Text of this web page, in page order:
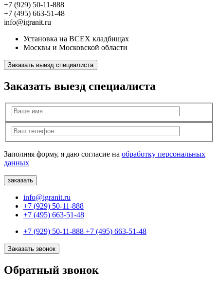
+7 (929) 50-11-888
+7 (495) 663-51-48
info@igranit.ru
Установка на ВСЕХ кладбищах
Москвы и Московской области
Заказать выезд специалиста
Заказать выезд специалиста
Заполняя форму, я даю согласие на обработку персональных
данных
info@igranit.ru
+7 (929) 50-11-888
+7 (495) 663-51-48
+7 (929) 50-11-888 +7 (495) 663-51-48
Заказать звонок
Обратный звонок